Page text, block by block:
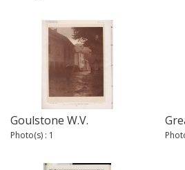
Goulstone W.V.
Photo(s) : 1